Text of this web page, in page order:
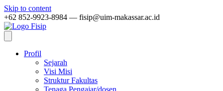
Skip to content
+62 852-9923-8984 — fisip@uim-makassar.ac.id
Profil
Sejarah
Visi Misi
Struktur Fakultas
Tenaga Pengajar/dosen